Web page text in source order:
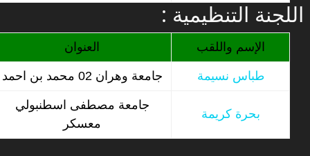
: اللجنة التنظيمية
العنوان الإسم واللقب
جامعة وهران 02 محمد بن احمد طباس نسيمة
جامعة مصطفى اسطنبولي
معسكر
بحرة كريمة